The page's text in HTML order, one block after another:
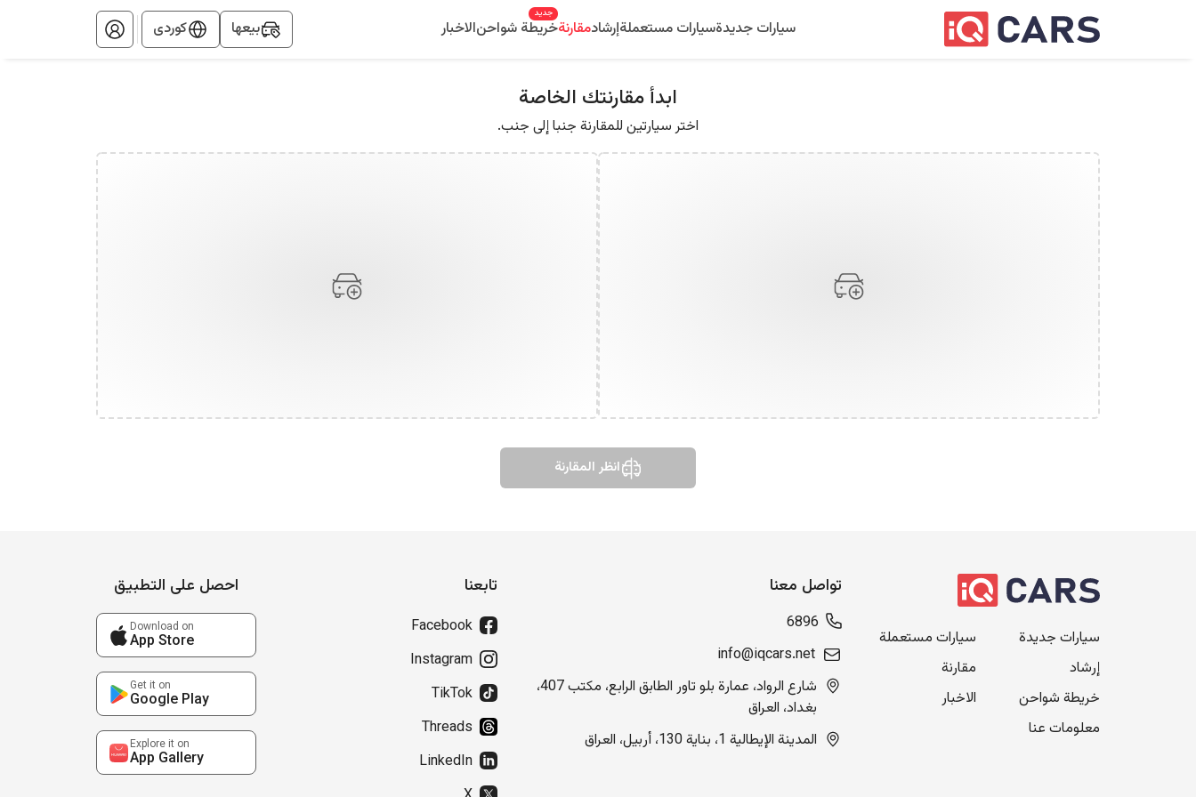
سيارات جديدةسيارات مستعملةإرشادمقارنةخريطة شواحن
جديد
الاخبار بيعها کوردی
ابدأ مقارنتك الخاصة
اختر سيارتين للمقارنة جنبا إلى جنب.
انظر المقارنة
سيارات جديدة
سيارات مستعملة
إرشاد
مقارنة
خريطة شواحن
الاخبار
معلومات عنا
تواصل معنا
6896
info@iqcars.net
شارع الرواد، عمارة بلو تاور الطابق الرابع، مكتب 407،
بغداد، العراق
المدينة الإيطالية 1، بناية 130، أربيل، العراق
تابعنا
Facebook
Instagram
TikTok
Threads
LinkedIn
احصل على التطبيق
Download on
App Store
Get it on
Google Play
Explore it on
App Gallery